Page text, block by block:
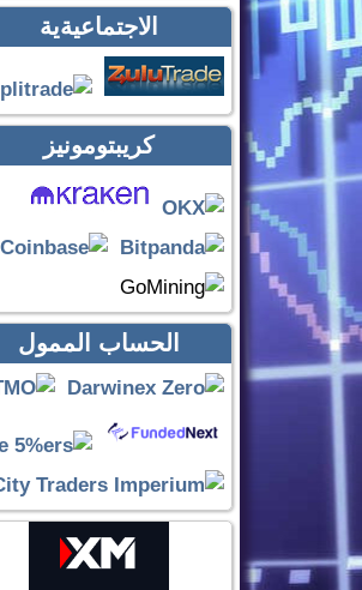
الاجتماعيةية
كريبتومونيز
الحساب الممول